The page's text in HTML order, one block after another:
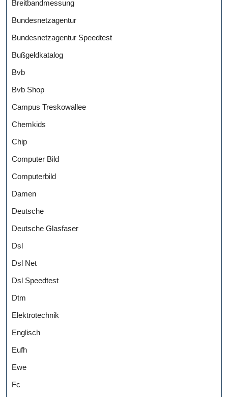
Breitbandmessung
Bundesnetzagentur
Bundesnetzagentur Speedtest
Bußgeldkatalog
Bvb
Bvb Shop
Campus Treskowallee
Chemkids
Chip
Computer Bild
Computerbild
Damen
Deutsche
Deutsche Glasfaser
Dsl
Dsl Net
Dsl Speedtest
Dtm
Elektrotechnik
Englisch
Eufh
Ewe
Fc